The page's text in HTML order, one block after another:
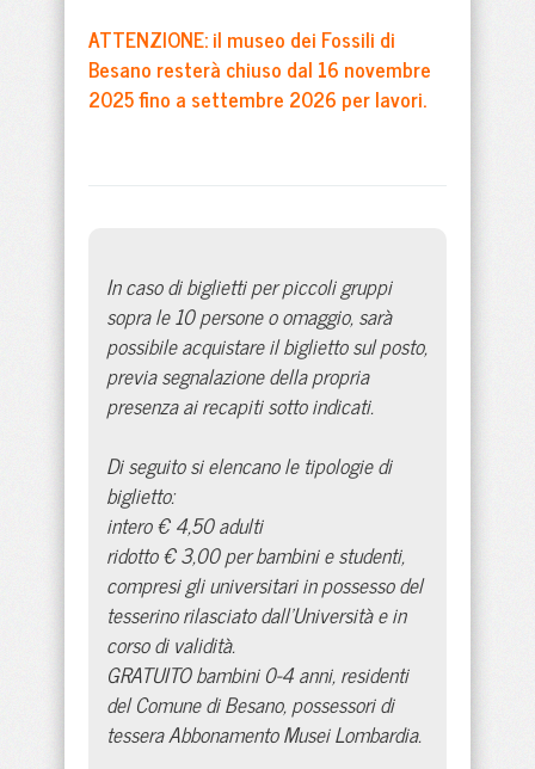
ATTENZIONE: il museo dei Fossili di
Besano resterà chiuso dal 16 novembre
2025 fino a settembre 2026 per lavori.
In caso di biglietti per piccoli gruppi
sopra le 10 persone o omaggio, sarà
possibile acquistare il biglietto sul posto,
previa segnalazione della propria
presenza ai recapiti sotto indicati.
Di seguito si elencano le tipologie di
biglietto:
intero € 4,50 adulti
ridotto € 3,00 per bambini e studenti,
compresi gli universitari in possesso del
tesserino rilasciato dall'Università e in
corso di validità.
GRATUITO bambini 0-4 anni, residenti
del Comune di Besano, possessori di
tessera Abbonamento Musei Lombardia.